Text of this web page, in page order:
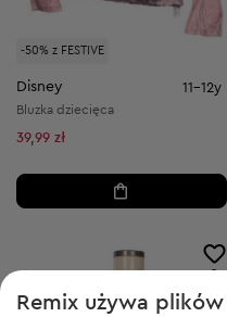
-50% z FESTIVE
Disney 11-12y
Bluzka dziecięca
39,99 zł
3
Remix używa